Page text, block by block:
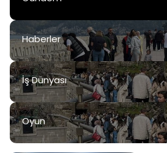
Haberler
İş Dünyası
Oyun